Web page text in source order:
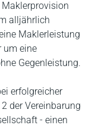
alljährlich
Maklerleistung
um eine
Gegenleistung.
erfolgreicher
der Vereinbarung
- einen